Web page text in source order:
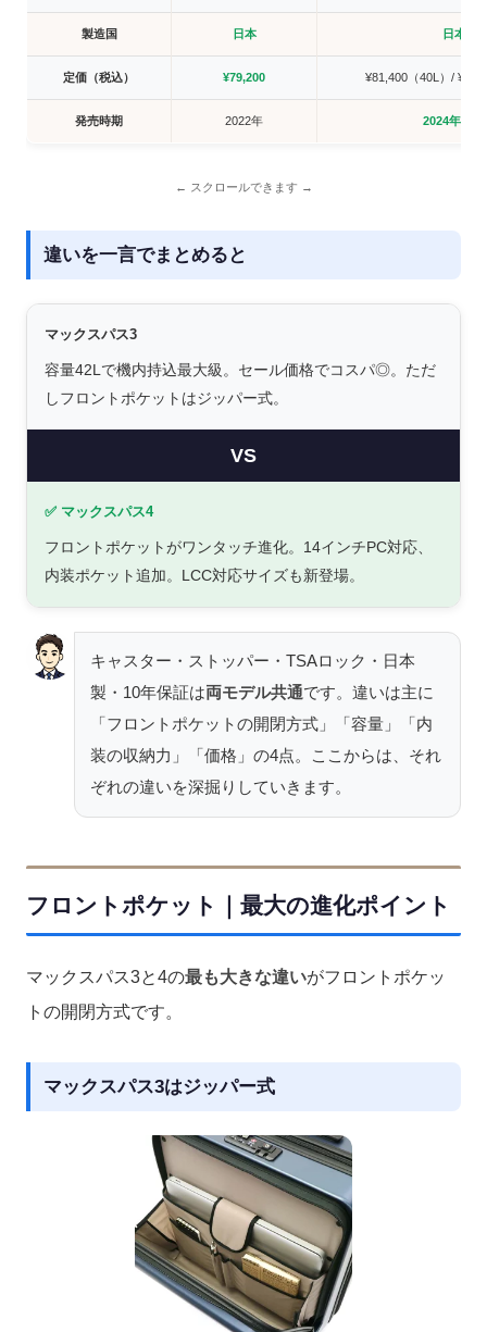
製造国 日本 日本
定価（税込） ¥79,200 ¥81,400（40L）/
発売時期 2022年 2024年10月
違いを一言でまとめると
マックスパス3
容量42Lで機内持込最大級。セール価格でコスパ◎。ただ
しフロントポケットはジッパー式。
VS
✅ マックスパス4
フロントポケットがワンタッチ進化。14インチPC対応、
内装ポケット追加。LCC対応サイズも新登場。
キャスター・ストッパー・TSAロック・日本
製・10年保証は両モデル共通です。違いは主に
「フロントポケットの開閉方式」「容量」「内
装の収納力」「価格」の4点。ここからは、それ
ぞれの違いを深掘りしていきます。
フロントポケット｜最大の進化ポイント
マックスパス3と4の最も大きな違いがフロントポケッ
トの開閉方式です。
マックスパス3はジッパー式